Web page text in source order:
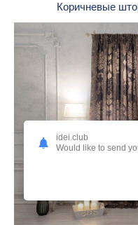
Коричневые
idei.club
Would like to send